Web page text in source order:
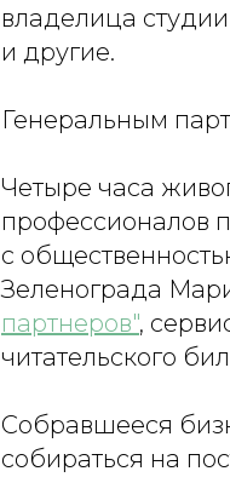
владелица
и другие.
Генеральным
Четыре часа
профессионалов
с
Зеленограда
партнеров",
читательского
Собравшееся
собираться на